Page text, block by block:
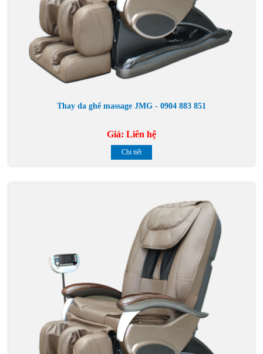
Thay da ghế massage JMG - 0904 883 851
Giá: Liên hệ
Chi tiết